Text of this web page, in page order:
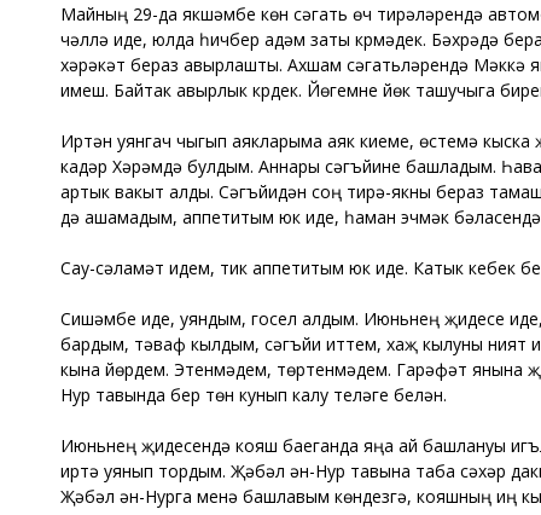
Майның 29-да якшәмбе көн сәгать өч тирәләрендә
чәллә иде, юлда һичбер адәм заты күрмәдек. Бәхрәдә
хәрәкәт бераз авырлашты. Ахшам сәгатьләрендә
имеш. Байтак авырлык күрдек. Йөгемне йөк ташучыга
Иртән уянгач чыгып аякларыма аяк киеме, өстемә
кадәр Хәрәмдә булдым. Аннары сәгъйине башладым.
артык вакыт алды. Сәгъйидән соң тирә-якны бераз
дә ашамадым, аппетитым юк иде, һаман эчмәк
Сау-сәламәт идем, тик аппетитым юк иде. Катык кебек
Сишәмбе иде, уяндым, госел алдым. Июньнең җидесе
бардым, тәваф кылдым, сәгъйи иттем, хаҗ кылуны ният
кына йөрдем. Этенмәдем, төртенмәдем. Гарәфәт янына
Нур тавында бер төн кунып калу теләге белән.
Июньнең җидесендә кояш баеганда яңа ай башлануы
иртә уянып тордым. Җәбәл ән-Нур тавына таба сәхәр
Җәбәл ән-Нурга менә башлавым көндезгә, кояшның иң